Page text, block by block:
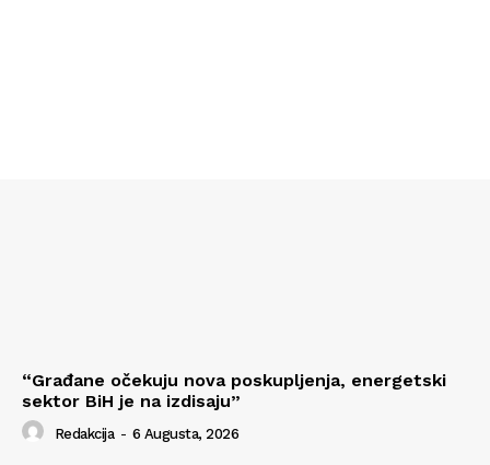
“Građane očekuju nova poskupljenja, energetski
sektor BiH je na izdisaju”
Redakcija - 6 Augusta, 2026